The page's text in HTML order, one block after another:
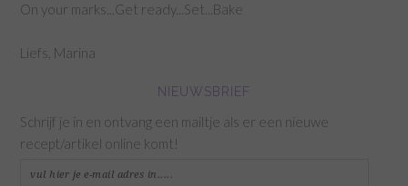
On your marks...Get ready...Set...Bake
Liefs, Marina
NIEUWSBRIEF
Schrijf je in en ontvang een mailtje als er een nieuwe
recept/artikel online komt!
vul